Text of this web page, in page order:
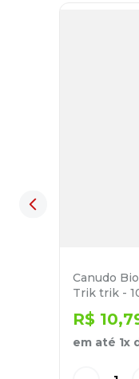
Canudo
Trik trik -
R$ 10,
em até 1x